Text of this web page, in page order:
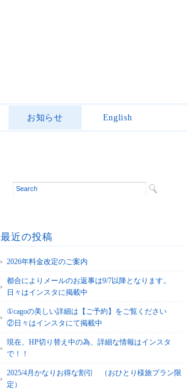
お知らせ English
最近の投稿
2026年料金改定のご案内
都合によりメールのお返事は9/7以降となります。
日々はインスタに掲載中
①cagoの美しい詳細は【ご予約】をご覧ください
②日々はインスタにて掲載中
現在、HP切り替え中の為、詳細な情報はインスタ
で！！
2025/4月かなりお得な割引 （おひとり様旅プラン限
定）